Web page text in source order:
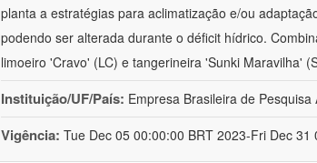
planta a estratégias para aclimatização e/ou
podendo ser alterada durante o déficit hídrico.
limoeiro 'Cravo' (LC) e tangerineira 'Sunki Maravilha'
Instituição/UF/País: Empresa Brasileira de
Vigência: Tue Dec 05 00:00:00 BRT 2023-Fri Dec 31